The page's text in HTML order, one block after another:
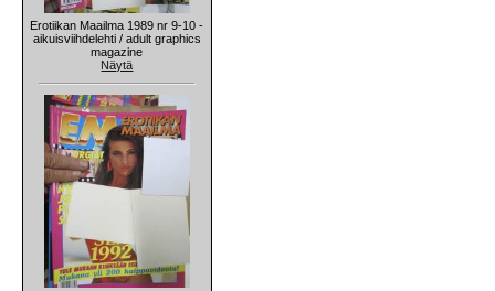
Erotiikan Maailma 1989 nr 9-10 -
aikuisviihdelehti / adult graphics
magazine
Näytä